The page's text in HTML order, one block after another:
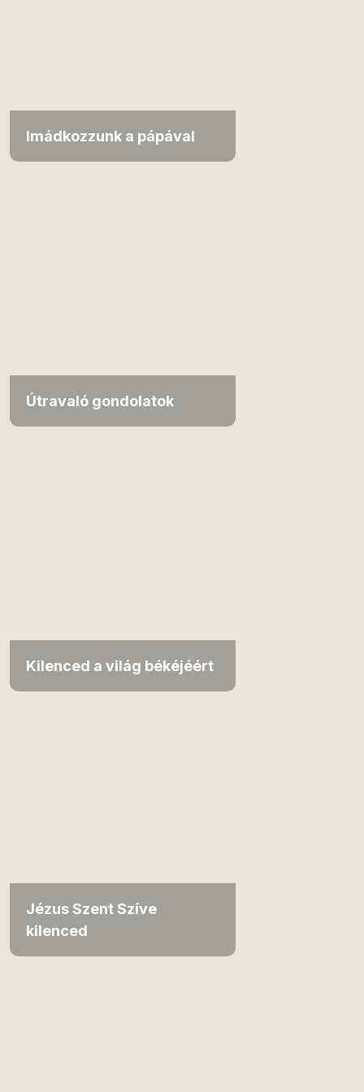
Imádkozzunk a pápával
Útravaló gondolatok
Kilenced a világ békéjéért
Jézus Szent Szíve
kilenced